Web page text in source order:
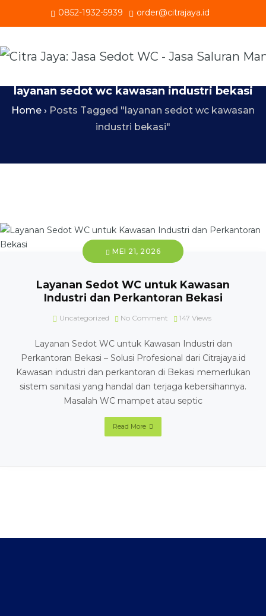
0852-1932-5939 order@citrajaya.id
layanan sedot wc kawasan industri bekasi
Home › Posts Tagged "layanan sedot wc kawasan
industri bekasi"
MEI 21, 2026
Layanan Sedot WC untuk Kawasan
Industri dan Perkantoran Bekasi
Uncategorized No Comment 147 Views
Layanan Sedot WC untuk Kawasan Industri dan
Perkantoran Bekasi – Solusi Profesional dari Citrajaya.id
Kawasan industri dan perkantoran di Bekasi memerlukan
sistem sanitasi yang handal dan terjaga kebersihannya.
Masalah WC mampet atau septic
Read More